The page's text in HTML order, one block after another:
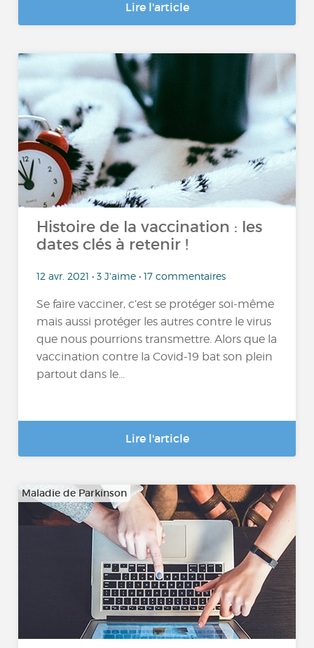
Lire l'article
Histoire de la vaccination : les
dates clés à retenir !
12 avr. 2021 • 3 J'aime • 17 commentaires
Se faire vacciner, c’est se protéger soi-même
mais aussi protéger les autres contre le virus
que nous pourrions transmettre. Alors que la
vaccination contre la Covid-19 bat son plein
partout dans le...
Lire l'article
Maladie de Parkinson